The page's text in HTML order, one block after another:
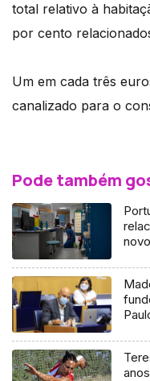
total relativo à
por cento
Um em cada três
canalizado para o
Pode também
anos